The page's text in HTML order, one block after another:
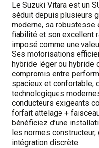
Le Suzuki Vitara est un
séduit depuis plusieurs
moderne, sa robustesse
fiabilité et son excellent
imposé comme une
Ses motorisations
hybride léger ou hybride
compromis entre
spacieux et confortable,
technologiques
conducteurs exigeants
forfait attelage +
bénéficiez d’une
les normes
intégration discrète.